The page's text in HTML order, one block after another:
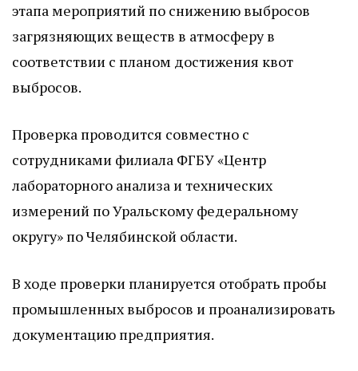
этапа мероприятий по снижению выбросов
загрязняющих веществ в атмосферу в
соответствии с планом достижения квот
выбросов.
Проверка проводится совместно с
сотрудниками филиала ФГБУ «Центр
лабораторного анализа и технических
измерений по Уральскому федеральному
округу» по Челябинской области.
В ходе проверки планируется отобрать пробы
промышленных выбросов и проанализировать
документацию предприятия.